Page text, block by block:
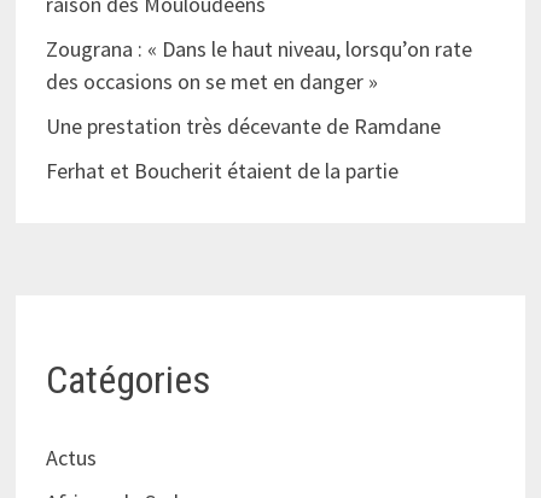
Zougrana : « Dans le haut niveau, lorsqu’on rate
des occasions on se met en danger »
Une prestation très décevante de Ramdane
Ferhat et Boucherit étaient de la partie
Catégories
Actus